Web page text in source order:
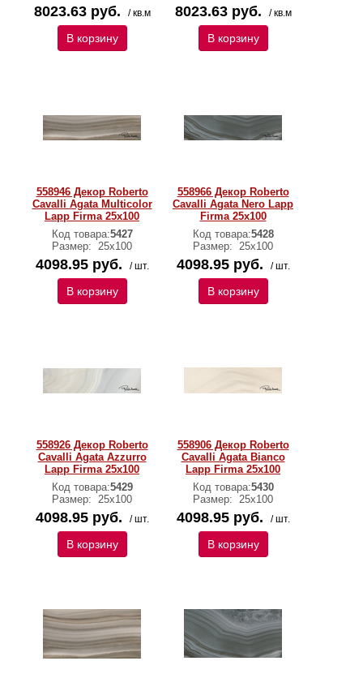
8023.63 руб. / кв.м
В корзину
8023.63 руб. / кв.м
В корзину
558946 Декор Roberto
Cavalli Agata Multicolor
Lapp Firma 25x100
Код товара:5427
Размер: 25х100
4098.95 руб. / шт.
В корзину
558966 Декор Roberto
Cavalli Agata Nero Lapp
Firma 25x100
Код товара:5428
Размер: 25х100
4098.95 руб. / шт.
В корзину
558926 Декор Roberto
Cavalli Agata Azzurro
Lapp Firma 25x100
Код товара:5429
Размер: 25х100
4098.95 руб. / шт.
В корзину
558906 Декор Roberto
Cavalli Agata Bianco
Lapp Firma 25x100
Код товара:5430
Размер: 25х100
4098.95 руб. / шт.
В корзину